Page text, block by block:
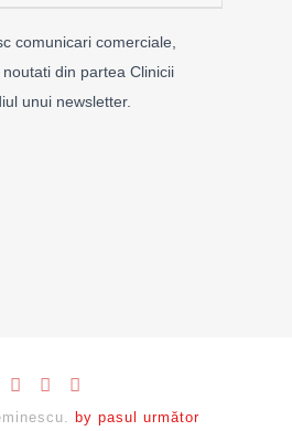
comunicari comerciale,
din partea Clinicii
unui newsletter.
by pasul următor